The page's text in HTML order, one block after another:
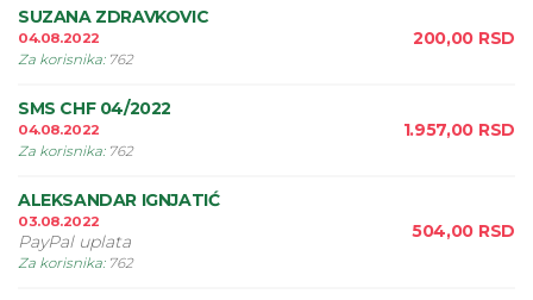
SUZANA ZDRAVKOVIC
04.08.2022
Za korisnika: 762
200,00 RSD
SMS CHF 04/2022
04.08.2022
Za korisnika: 762
1.957,00 RSD
ALEKSANDAR IGNJATIĆ
03.08.2022
PayPal uplata
Za korisnika: 762
504,00 RSD